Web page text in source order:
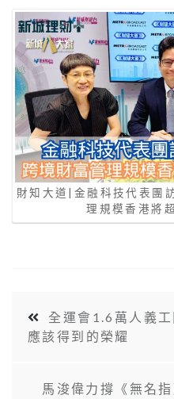
財知大道|金融科技代表團
理規模香港將
全運會1.6萬人義
應該得到的榮耀
馬浚偉力撐《無名